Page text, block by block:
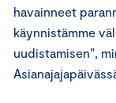
havainneet
käynnistämme
uudistamisen”,